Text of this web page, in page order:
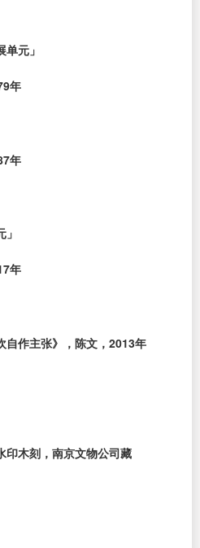
单元」
年
年
年
自作主张》，陈文，2013年
印木刻，南京文物公司藏